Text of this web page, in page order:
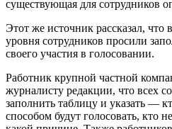
существующая для сотрудников
Этот же источник рассказал, что
уровня сотрудников просили
своего участия в голосовании.
Работник крупной частной
журналисту редакции, что всех
заполнить таблицу и указать —
способом будут голосовать, кто